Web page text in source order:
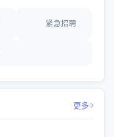
紧急招聘
更多